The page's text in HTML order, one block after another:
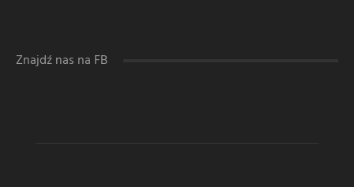
Znajdź nas na FB